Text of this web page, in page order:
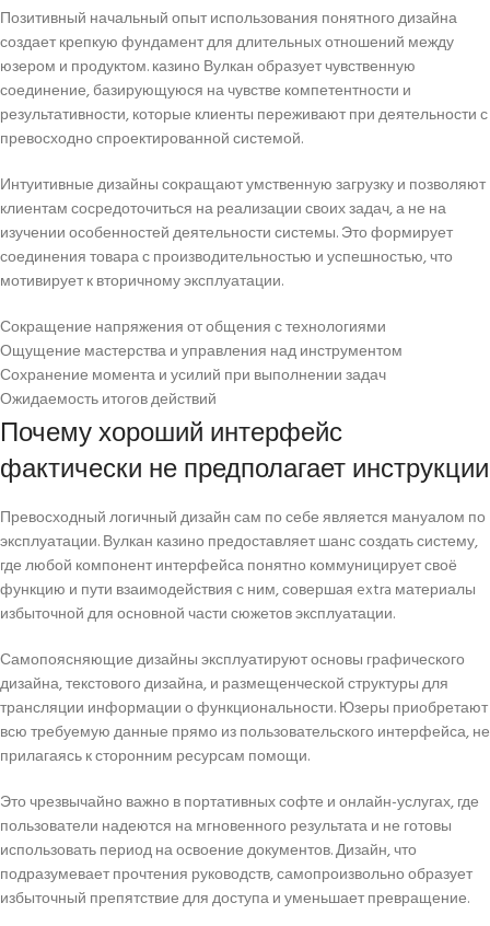
Позитивный начальный опыт использования понятного дизайна
создает крепкую фундамент для длительных отношений между
юзером и продуктом. казино Вулкан образует чувственную
соединение, базирующуюся на чувстве компетентности и
результативности, которые клиенты переживают при деятельности с
превосходно спроектированной системой.
Интуитивные дизайны сокращают умственную загрузку и позволяют
клиентам сосредоточиться на реализации своих задач, а не на
изучении особенностей деятельности системы. Это формирует
соединения товара с производительностью и успешностью, что
мотивирует к вторичному эксплуатации.
Сокращение напряжения от общения с технологиями
Ощущение мастерства и управления над инструментом
Сохранение момента и усилий при выполнении задач
Ожидаемость итогов действий
Почему хороший интерфейс
фактически не предполагает инструкции
Превосходный логичный дизайн сам по себе является мануалом по
эксплуатации. Вулкан казино предоставляет шанс создать систему,
где любой компонент интерфейса понятно коммуницирует своё
функцию и пути взаимодействия с ним, совершая extra материалы
избыточной для основной части сюжетов эксплуатации.
Самопоясняющие дизайны эксплуатируют основы графического
дизайна, текстового дизайна, и размещенческой структуры для
трансляции информации о функциональности. Юзеры приобретают
всю требуемую данные прямо из пользовательского интерфейса, не
прилагаясь к сторонним ресурсам помощи.
Это чрезвычайно важно в портативных софте и онлайн-услугах, где
пользователи надеются на мгновенного результата и не готовы
использовать период на освоение документов. Дизайн, что
подразумевает прочтения руководств, самопроизвольно образует
избыточный препятствие для доступа и уменьшает превращение.